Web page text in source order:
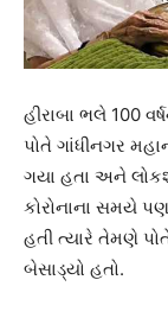
હીરાબા ભલે 100
પોતે ગાંધીનગર
ગયા હતા અને
કોરોનાના સમયે
હતી ત્યારે તેમણે
બેસાડ્યો હતો.